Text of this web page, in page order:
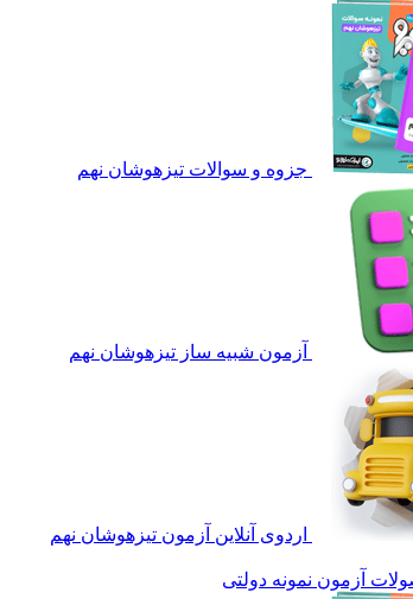
جزوه و سوالات تیزهوشان نهم
آزمون شبیه ساز تیزهوشان نهم
اردوی آنلاین آزمون تیزهوشان نهم
آزمون نمونه دولتی